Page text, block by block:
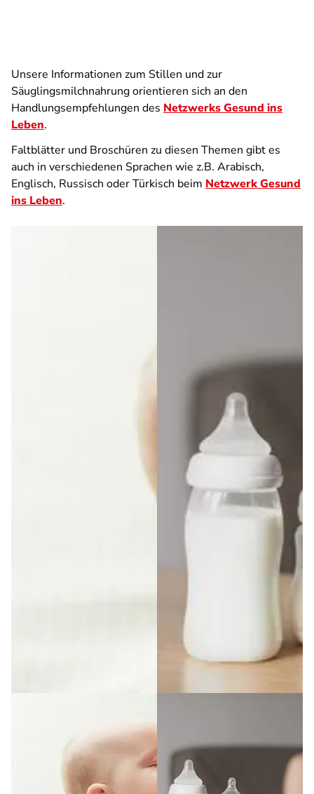
Unsere Informationen zum Stillen und zur
Säuglingsmilchnahrung orientieren sich an den
Handlungsempfehlungen des Netzwerks Gesund ins
Leben.
Faltblätter und Broschüren zu diesen Themen gibt es
auch in verschiedenen Sprachen wie z.B. Arabisch,
Englisch, Russisch oder Türkisch beim Netzwerk Gesund
ins Leben.